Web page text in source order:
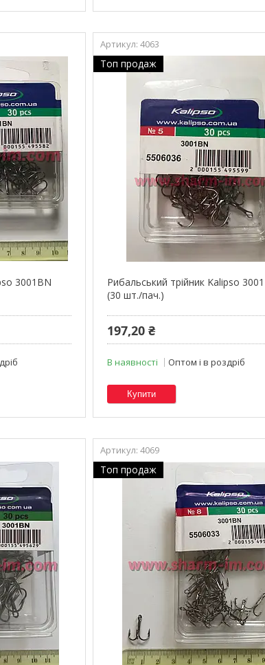
3001BN
4063
Топ продаж
Рибальський трійник Kalipso
(30 шт./пач.)
197,20 ₴
В наявності Оптом і в роздріб
Купити
4069
Топ продаж